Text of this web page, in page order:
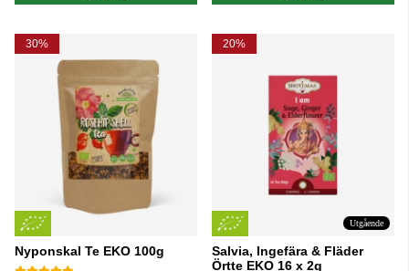
30%
Nyponskal Te EKO 100g
20%
Utgående
Salvia, Ingefära & Fläder
Örtte EKO 16 x 2g